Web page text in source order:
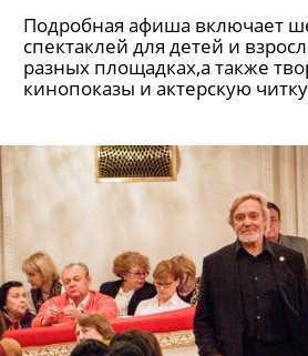
Подробная афиша включает
спектаклей для детей и
разных площадках,а также
кинопоказы и актерскую